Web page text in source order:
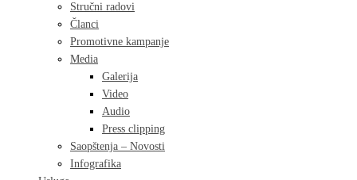
Stručni radovi
Članci
Promotivne kampanje
Media
Galerija
Video
Audio
Press clipping
Saopštenja – Novosti
Infografika